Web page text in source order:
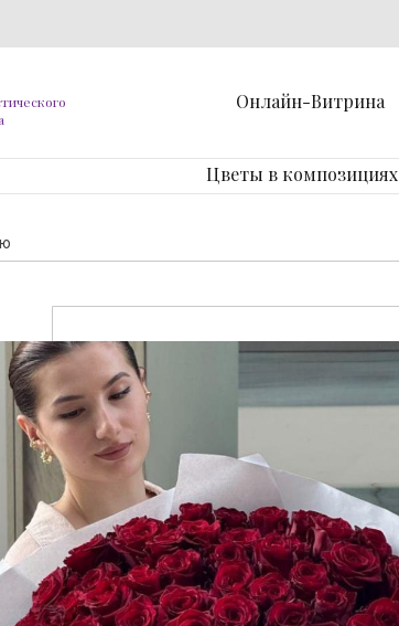
Онлайн-Витрина
Цветы в композициях